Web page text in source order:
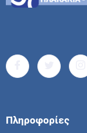
Πληροφορίες